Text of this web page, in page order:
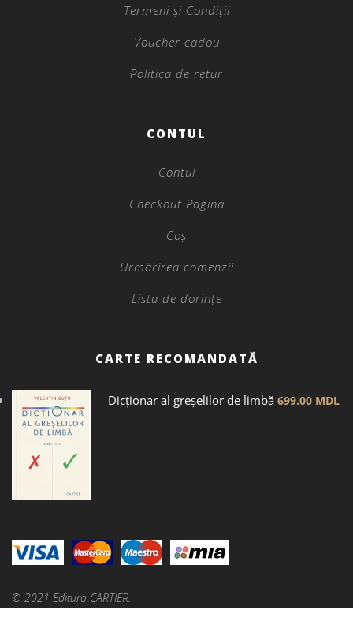
Termeni și Condiții
Voucher cadou
Politica de retur
CONTUL
Contul
Checkout Pagina
Coș
Urmărirea comenzii
Lista de dorințe
CARTE RECOMANDATĂ
Dicţionar al greșelilor de limbă 699.00 MDL
© 2021 Editura CARTIER.